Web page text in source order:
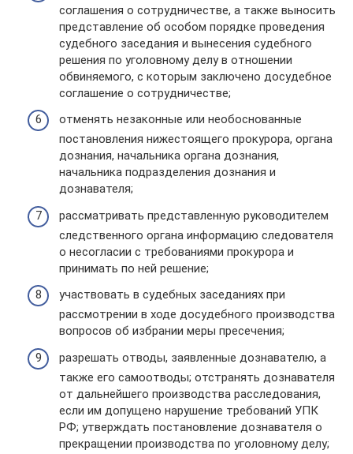
соглашения о сотрудничестве, а также выносить
представление об особом порядке проведения
судебного заседания и вынесения судебного
решения по уголовному делу в отношении
обвиняемого, с которым заключено досудебное
соглашение о сотрудничестве;
отменять незаконные или необоснованные
постановления нижестоящего прокурора, органа
дознания, начальника органа дознания,
начальника подразделения дознания и
дознавателя;
рассматривать представленную руководителем
следственного органа информацию следователя
о несогласии с требованиями прокурора и
принимать по ней решение;
участвовать в судебных заседаниях при
рассмотрении в ходе досудебного производства
вопросов об избрании меры пресечения;
разрешать отводы, заявленные дознавателю, а
также его самоотводы; отстранять дознавателя
от дальнейшего производства расследования,
если им допущено нарушение требований УПК
РФ; утверждать постановление дознавателя о
прекращении производства по уголовному делу;